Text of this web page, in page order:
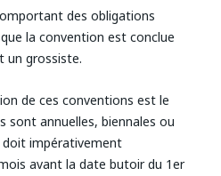
des obligations
la convention est conclue
un grossiste.
de ces conventions est le
sont annuelles, biennales ou
doit impérativement
avant la date butoir du 1er